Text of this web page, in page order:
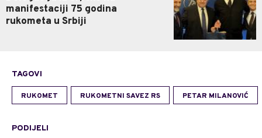
manifestaciji 75 godina
rukometa u Srbiji
TAGOVI
RUKOMET RUKOMETNI SAVEZ RS PETAR MILANOVIĆ
PODIJELI